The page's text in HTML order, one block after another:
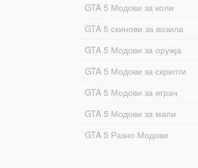
GTA 5 Модови за коли
GTA 5 скинови за возила
GTA 5 Модови за оружја
GTA 5 Модови за скрипти
GTA 5 Модови за играч
GTA 5 Модови за мапи
GTA 5 Разно Модови